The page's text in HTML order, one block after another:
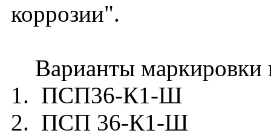
коррозии".
Варианты маркировки
1. ПСП36-К1-Ш
2. ПСП 36-К1-Ш